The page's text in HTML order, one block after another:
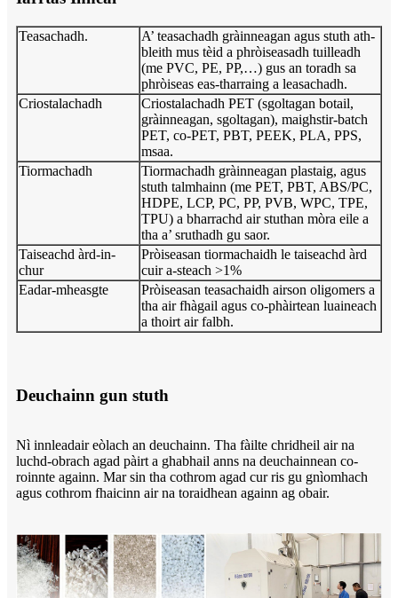
Teasachadh.
A’ teasachadh gràinneagan agus stuth ath-
bleith mus tèid a phròiseasadh tuilleadh
(me PVC, PE, PP,…) gus an toradh sa
phròiseas eas-tharraing a leasachadh.
Criostalachadh
Criostalachadh PET (sgoltagan botail,
gràinneagan, sgoltagan), maighstir-batch
PET, co-PET, PBT, PEEK, PLA, PPS,
msaa.
Tiormachadh
Tiormachadh gràinneagan plastaig, agus
stuth talmhainn (me PET, PBT, ABS/PC,
HDPE, LCP, PC, PP, PVB, WPC, TPE,
TPU) a bharrachd air stuthan mòra eile a
tha a’ sruthadh gu saor.
Taiseachd àrd-in-
chur
Pròiseasan tiormachaidh le taiseachd àrd
cuir a-steach >1%
Eadar-mheasgte
Pròiseasan teasachaidh airson oligomers a
tha air fhàgail agus co-phàirtean luaineach
a thoirt air falbh.
Deuchainn gun stuth
Nì innleadair eòlach an deuchainn. Tha fàilte chridheil air na
luchd-obrach agad pàirt a ghabhail anns na deuchainnean co-
roinnte againn. Mar sin tha cothrom agad cur ris gu gnìomhach
agus cothrom fhaicinn air na toraidhean againn ag obair.